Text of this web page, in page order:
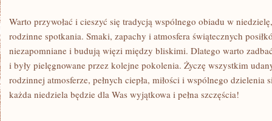
Warto przywołać⁢ i cieszyć się tradycją wspólnego⁢ obiadu w
rodzinne spotkania. Smaki, zapachy i atmosfera świątecznych
⁣niezapomniane‍ i budują więzi między bliskimi. Dlatego warto
i były‌ pielęgnowane przez ​kolejne pokolenia. Życzę ⁣wszystkim
rodzinnej atmosferze, ⁣pełnych ‌ciepła, miłości i wspólnego⁢
‍każda niedziela będzie dla ​Was wyjątkowa i pełna szczęścia!